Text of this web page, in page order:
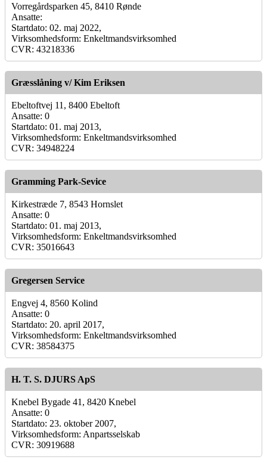
Vorregårdsparken 45, 8410 Rønde
Ansatte:
Startdato: 02. maj 2022,
Virksomhedsform: Enkeltmandsvirksomhed
CVR: 43218336
Græsslåning v/ Kim Eriksen
Ebeltoftvej 11, 8400 Ebeltoft
Ansatte: 0
Startdato: 01. maj 2013,
Virksomhedsform: Enkeltmandsvirksomhed
CVR: 34948224
Gramming Park-Sevice
Kirkestræde 7, 8543 Hornslet
Ansatte: 0
Startdato: 01. maj 2013,
Virksomhedsform: Enkeltmandsvirksomhed
CVR: 35016643
Gregersen Service
Engvej 4, 8560 Kolind
Ansatte: 0
Startdato: 20. april 2017,
Virksomhedsform: Enkeltmandsvirksomhed
CVR: 38584375
H. T. S. DJURS ApS
Knebel Bygade 41, 8420 Knebel
Ansatte: 0
Startdato: 23. oktober 2007,
Virksomhedsform: Anpartsselskab
CVR: 30919688